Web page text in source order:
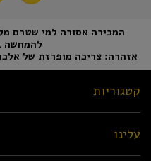
להמחשה
אזהרה: צריכה מופרזת של
קטגוריות
עלינו